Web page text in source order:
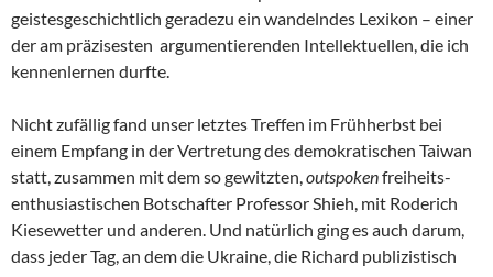
geistesgeschichtlich geradezu ein wandelndes Lexikon – einer
der am präzisesten argumentierenden Intellektuellen, die ich
kennenlernen durfte.
Nicht zufällig fand unser letztes Treffen im Frühherbst bei
einem Empfang in der Vertretung des demokratischen Taiwan
statt, zusammen mit dem so gewitzten,outspokenfreiheits-
enthusiastischen Botschafter Professor Shieh, mit Roderich
Kiesewetter und anderen. Und natürlich ging es auch darum,
dass jeder Tag, an dem die Ukraine, die Richard publizistisch